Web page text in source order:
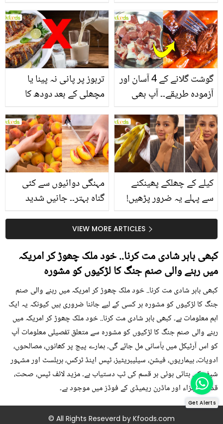
انگیز طبی فوائد
تربوز پر پانی نہ پینا یا
مچھلی کے بعد دودھ کا
سے متعلق غلط فہمیوں کی
حقیقت کیا ہے اور افواہ
کیا؟
گوشت گلانے کے 4 آسان اور
آزمودہ طریقے۔۔ آپ بھی
بتائے راز
مہنگی دوائیوں سے کئی
گناہ بہتر۔۔ جانیں شدید
کیوں کھانا چاہیے؟
کیلے کے چھلکے پھینکنے
سے پہلے یہ ضرور پڑھیں!
سستا اور قدرتی حلVIEW MORE ARTICLES
کبھی باہر شادی مت کرنا.. خود ملک چھوڑ کر امریکہ
میں رہنے والی صنم جنگ کا لڑکیوں کو مشورہ
کبھی باہر شادی مت کرنا.. خود ملک چھوڑ کر امریکہ میں رہنے والی صنم
جنگ کا لڑکیوں کو مشورہ ہر کسی کے لیے جاننا ضروری ہیں کیونکہ یہ ایک
اہم معلومات ہے۔ کبھی باہر شادی مت کرنا.. خود ملک چھوڑ کر امریکہ میں
رہنے والی صنم جنگ کا لڑکیوں کو مشورہ سے متعلق تفصیلی معلومات آپ
کو اس آرٹیکل میں بآسانی مل جائے گی۔ ہمارے پیج پر کھانوں، مصالحوں،
ادویات، بیماریوں، فیشن، سیلیبریٹیز، ٹپس اینڈ ٹرکس، ہربلسٹ اور مشہور
شیف کی بتائی ہوئی ہر قسم کی ٹپ دستیاب ہے۔ مزید لائف ٹپس، صحت،
قدرتی اجزاء اور ماڈرن ریمیڈی کے فوڈز میں موجود ہے۔
© All Rights Reseverd by Kfoods.com
Get Alerts